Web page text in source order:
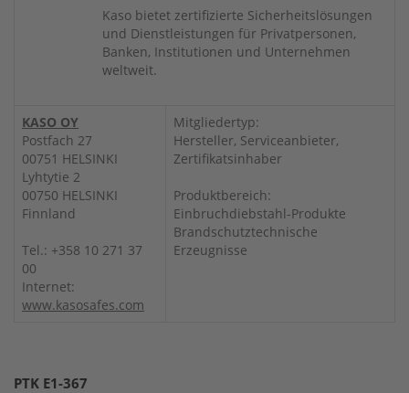
Versicherungssummen
Kaso bietet zertifizierte Sicherheitslösungen
und Dienstleistungen für Privatpersonen,
Banken, Institutionen und Unternehmen
weltweit.
KASO OY
Postfach 27
00751 HELSINKI
Lyhtytie 2
00750 HELSINKI
Finnland
Tel.: +358 10 271 37
00
Internet:
www.kasosafes.com
Mitgliedertyp:
Hersteller, Serviceanbieter,
Zertifikatsinhaber
Produktbereich:
Einbruchdiebstahl-Produkte
Brandschutztechnische
Erzeugnisse
PTK E1-367